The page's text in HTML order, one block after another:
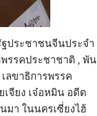
ประชาชนจีนประจำ
รรคประชาชาติ , พัน
ลขาธิการพรรค
จียง เจ๋อหมิน อดีต
มา ในนครเซี่ยงไฮ้